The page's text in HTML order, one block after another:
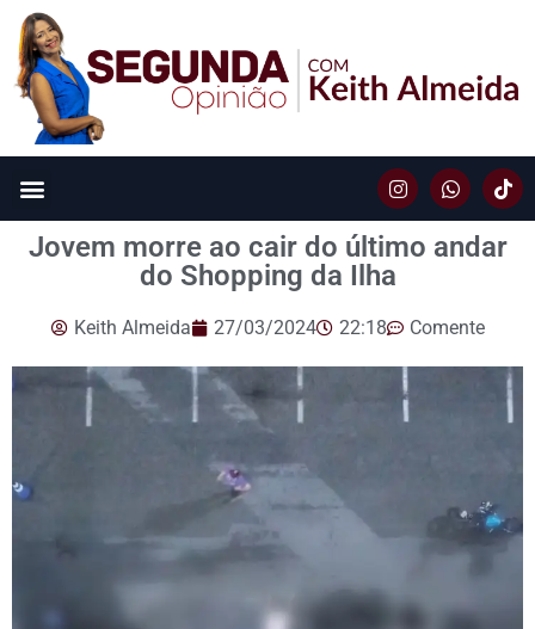
Jovem morre ao cair do último andar
do Shopping da Ilha
Keith Almeida 27/03/2024 22:18 Comente